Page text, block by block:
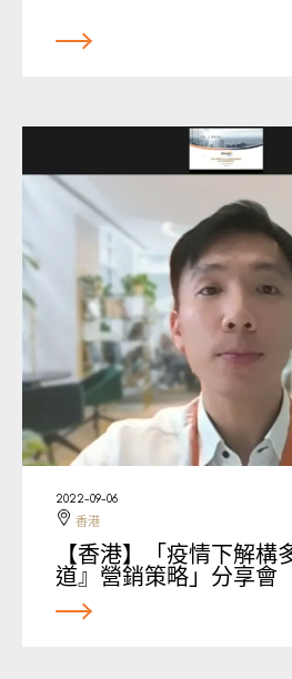
2022-09-06
香港
【香港】「疫情下解構
道』營銷策略」分享會